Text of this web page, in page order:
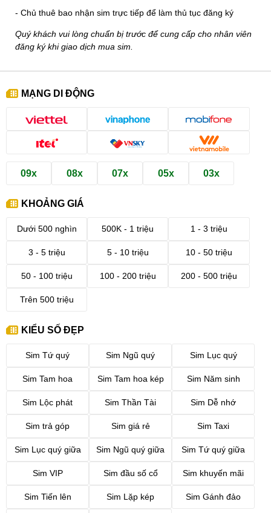
- Chủ thuê bao nhận sim trực tiếp để làm thủ tục đăng ký
Quý khách vui lòng chuẩn bị trước để cung cấp cho nhân viên
đăng ký khi giao dịch mua sim.
MẠNG DI ĐỘNG
09x 08x 07x 05x 03x
KHOẢNG GIÁ
Dưới 500 nghìn 500K - 1 triệu 1 - 3 triệu
3 - 5 triệu 5 - 10 triệu 10 - 50 triệu
50 - 100 triệu 100 - 200 triệu 200 - 500 triệu
Trên 500 triệu
KIỂU SỐ ĐẸP
Sim Tứ quý Sim Ngũ quý Sim Lục quý
Sim Tam hoa Sim Tam hoa kép Sim Năm sinh
Sim Lộc phát Sim Thần Tài Sim Dễ nhớ
Sim trả góp Sim giá rẻ Sim Taxi
Sim Lục quý giữa Sim Ngũ quý giữa Sim Tứ quý giữa
Sim VIP Sim đầu số cổ Sim khuyến mãi
Sim Tiến lên Sim Lặp kép Sim Gánh đảo